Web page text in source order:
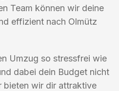
Team können wir deine
effizient nach Olmütz
Umzug so stressfrei wie
dabei dein Budget nicht
bieten wir dir attraktive